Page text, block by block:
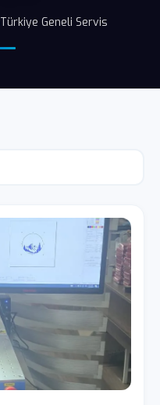
Türkiye Geneli Servis